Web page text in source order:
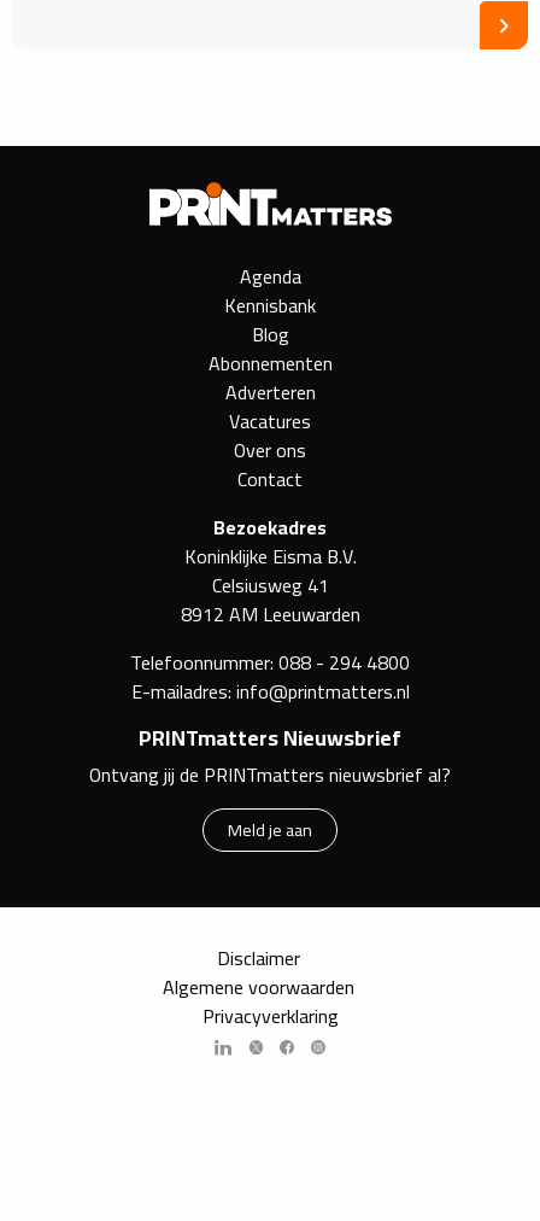
Agenda
Kennisbank
Blog
Abonnementen
Adverteren
Vacatures
Over ons
Contact
Bezoekadres
Koninklijke Eisma B.V.
Celsiusweg 41
8912 AM Leeuwarden
Telefoonnummer:088 - 294 4800
E-mailadres:info@printmatters.nl
PRINTmatters Nieuwsbrief
Ontvang jij de PRINTmatters nieuwsbrief al?
Meld je aan
Disclaimer
Algemene voorwaarden
Privacyverklaring